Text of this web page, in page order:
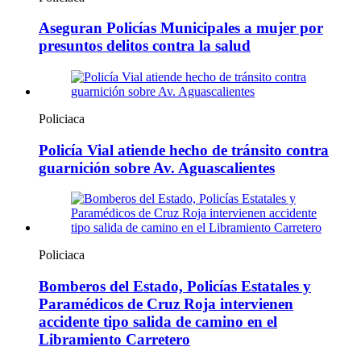
Aseguran Policías Municipales a mujer por
presuntos delitos contra la salud
Policiaca
Policía Vial atiende hecho de tránsito contra
guarnición sobre Av. Aguascalientes
Policiaca
Bomberos del Estado, Policías Estatales y
Paramédicos de Cruz Roja intervienen
accidente tipo salida de camino en el
Libramiento Carretero